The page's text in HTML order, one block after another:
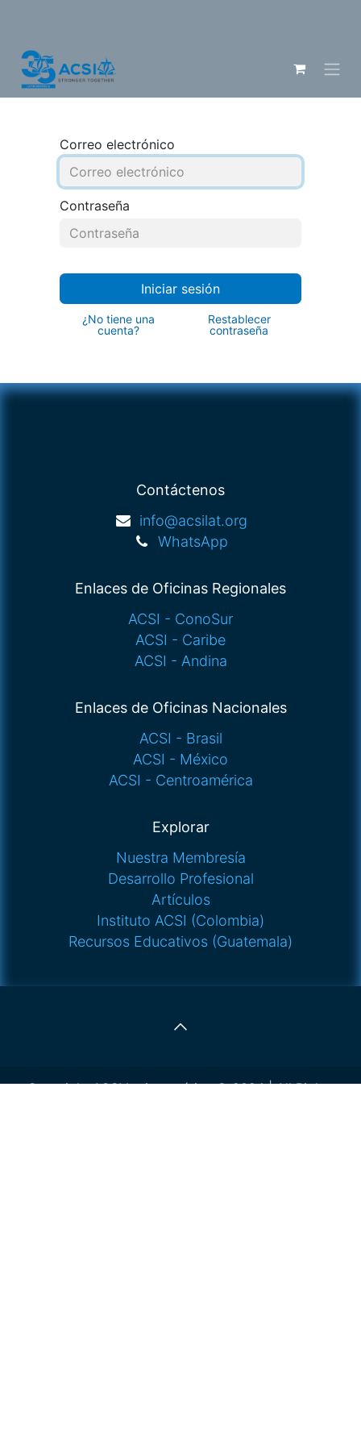
Correo electrónico
Contraseña
Iniciar sesión
¿No tiene una
cuenta?
Restablecer
contraseña
Contáctenos
info@acsilat.org
WhatsApp
Enlaces de Oficinas Regionales
ACSI - ConoSur
ACSI - Caribe
ACSI - Andina
Enlaces de Oficinas Nacionales
ACSI - Brasil
ACSI - México
ACSI - Centroamérica
Explorar
Nuestra Membresía
Desarrollo Profesional
Artículos
Instituto ACSI (Colombia)
Recursos Educativos (Guatemala)
Copyright ACSI Latinoamérica © 2024 | All Rights